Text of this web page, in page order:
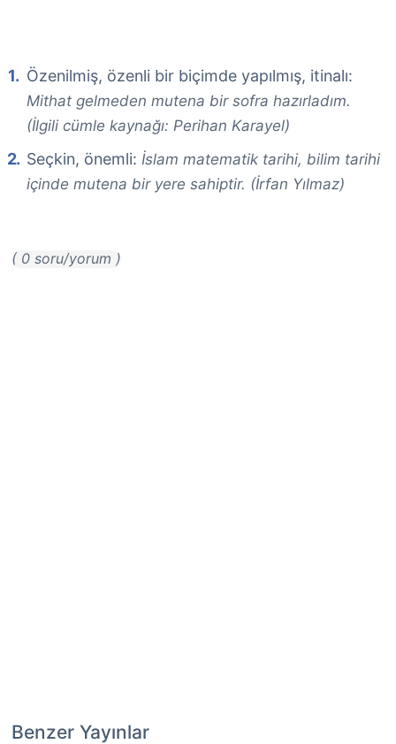
Özenilmiş, özenli bir biçimde yapılmış, itinalı:
Mithat gelmeden mutena bir sofra hazırladım.
(İlgili cümle kaynağı: Perihan Karayel)
Seçkin, önemli: İslam matematik tarihi, bilim tarihi
içinde mutena bir yere sahiptir. (İrfan Yılmaz)
( 0 soru/yorum )
Benzer Yayınlar